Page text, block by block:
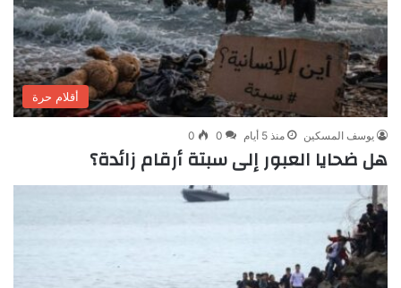
أقلام حرة
يوسف المسكين منذ 5 أيام 0
0
هل ضحايا العبور إلى سبتة أرقام زائدة؟